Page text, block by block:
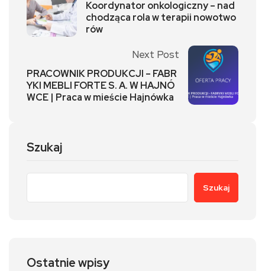
Koordynator onkologiczny – nad
chodząca rola w terapii nowotwo
rów
Next Post
PRACOWNIK PRODUKCJI – FABR
YKI MEBLI FORTE S. A. W HAJNÓ
WCE | Praca w mieście Hajnówka
Szukaj
Szukaj
Ostatnie wpisy